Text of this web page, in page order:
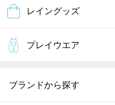
レイングッズ
プレイウエア
ブランドから探す